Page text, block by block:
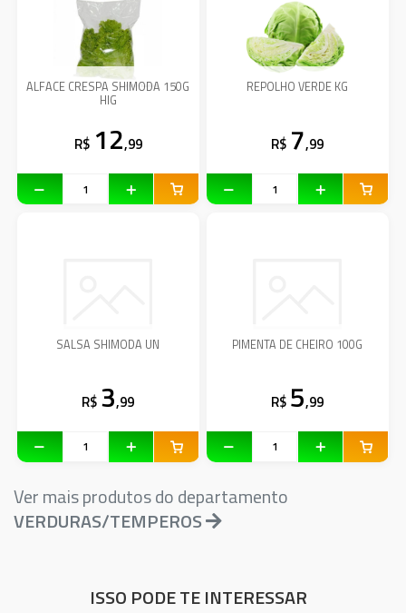
ALFACE CRESPA SHIMODA 150G
HIG
R$ 12,99
REPOLHO VERDE KG
R$ 7,99
SALSA SHIMODA UN
R$ 3,99
PIMENTA DE CHEIRO 100G
R$ 5,99
Ver mais produtos do departamento
VERDURAS/TEMPEROS
ISSO PODE TE INTERESSAR